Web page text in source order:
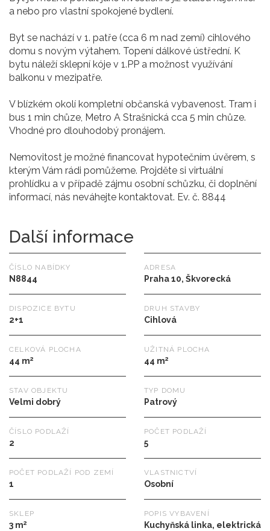
a nebo pro vlastní spokojené bydlení.
Byt se nachází v 1. patře (cca 6 m nad zemí) cihlového
domu s novým výtahem. Topení dálkové ústřední. K
bytu náleží sklepní kóje v 1.PP a možnost využívání
balkonu v mezipatře.
V blízkém okolí kompletní občanská vybavenost. Tram i
bus 1 min chůze, Metro A Strašnická cca 5 min chůze.
Vhodné pro dlouhodobý pronájem.
Nemovitost je možné financovat hypotečním úvěrem, s
kterým Vám rádi pomůžeme. Projděte si virtuální
prohlídku a v případě zájmu osobní schůzku, či doplnění
informací, nás neváhejte kontaktovat. Ev. č. 8844
Další informace
ČÍSLO NABÍDKY
N8844
ADRESA
Praha 10, Škvorecká
DISPOZICE BYTU
2+1
DRUH STAVBY
Cihlová
CELKOVÁ PLOCHA
44 m2
UŽITNÁ PLOCHA
44 m2
STAV OBJEKTU
Velmi dobrý
TYP DOMU
Patrový
ČÍSLO PODLAŽÍ
2
POČET PODLAŽÍ
5
POČET PODLAŽÍ POD ZEMÍ
1
VLASTNICTVÍ
Osobní
SKLEP
3 m2
POPIS VYBAVENÍ
Kuchyňská linka, elektrická